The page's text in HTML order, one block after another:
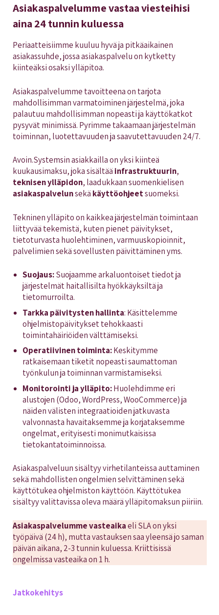
Asiakaspalvelumme vastaa viesteihisi
aina 24 tunnin kuluessa
Periaatteisiimme kuuluu hyvä ja pitkäaikainen
asiakassuhde, jossa asiakaspalvelu on kytketty
kiinteäksi osaksi ylläpitoa.
Asiakaspalvelumme tavoitteena on tarjota
mahdollisimman varmatoiminen järjestelmä, joka
palautuu mahdollisimman nopeasti ja käyttökatkot
pysyvät minimissä. Pyrimme takaamaan järjestelmän
toiminnan, luotettavuuden ja saavutettavuuden 24/7.
Avoin.Systemsin asiakkailla on yksi kiinteä
kuukausimaksu, joka sisältää infrastruktuurin,
teknisen ylläpidon, laadukkaan suomenkielisen
asiakaspalvelunsekä käyttöohjeetsuomeksi.
Tekninen ylläpito on kaikkea järjestelmän toimintaan
liittyvää tekemistä, kuten pienet päivitykset,
tietoturvasta huolehtiminen, varmuuskopioinnit,
palvelimien sekä sovellusten päivittäminen yms.
Suojaus:Suojaamme arkaluontoiset tiedot ja
järjestelmät haitallisilta hyökkäyksiltä ja
tietomurroilta.
Tarkka päivitysten hallinta: Käsittelemme
ohjelmistopäivitykset tehokkaasti
toimintahäiriöiden välttämiseksi.
Operatiivinen toiminta:Keskitymme
ratkaisemaan tiketit nopeasti saumattoman
työnkulun ja toiminnan varmistamiseksi.
Monitorointi ja ylläpito:Huolehdimme eri
alustojen (Odoo, WordPress, WooCommerce) ja
näiden välisten integraatioiden jatkuvasta
valvonnasta havaitaksemme ja korjataksemme
ongelmat, erityisesti monimutkaisissa
tietokantatoiminnoissa.
Asiakaspalveluun sisältyy virhetilanteissa auttaminen
sekä mahdollisten ongelmien selvittäminen sekä
käyttötukea ohjelmiston käyttöön. Käyttötukea
sisältyy valittavissa oleva määrä ylläpitomaksun piiriin.
Asiakaspalvelumme vasteaikaeli SLA on yksi
työpäivä (24 h), mutta vastauksen saa yleensä jo saman
päivän aikana, 2-3 tunnin kuluessa. Kriittisissä
ongelmissa vasteaika on 1 h.
Jatkokehitys